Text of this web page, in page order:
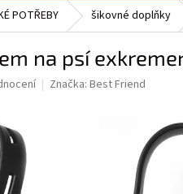
POTŘEBY šikovné doplňky
na psí
Značka: Best Friend